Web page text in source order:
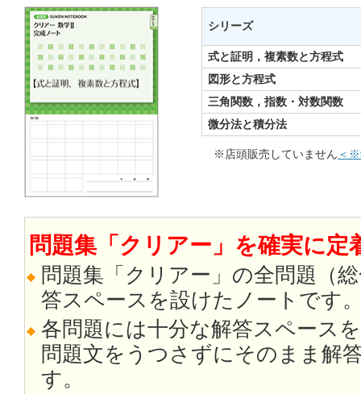
シリーズ
式と証明，複素数と方程式
図形と方程式
三角関数，指数・対数関数
微分法と積分法
※店頭販売していません ＜※
問題集「クリアー」を確実に
問題集「クリアー」の全問題（
答スペースを設けたノートです
各問題には十分な解答スペース
問題文をうつさずにそのまま解
す。